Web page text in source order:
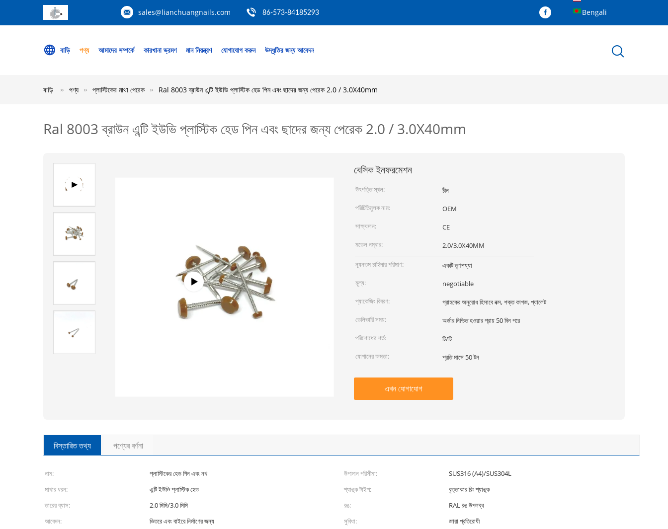
sales@lianchuangnails.com 86-573-84185293 Bengali
বাড়ি পণ্য আমাদের সম্পর্কে কারখানা ভ্রমণ মান নিয়ন্ত্রণ যোগাযোগ করুন উদ্ধৃতির জন্য আবেদন
বাড়ি পণ্য প্লাস্টিকের মাথা পেরেক Ral 8003 ব্রাউন এন্টি ইউভি প্লাস্টিক হেড পিন এবং ছাদের জন্য পেরেক 2.0 / 3.0X40mm
Ral 8003 ব্রাউন এন্টি ইউভি প্লাস্টিক হেড পিন এবং ছাদের জন্য পেরেক 2.0 / 3.0X40mm
বেসিক ইনফরমেশন
উৎপত্তি স্থল:
চীন
পরিচিতিমুলক নাম:
OEM
সাক্ষ্যদান:
CE
মডেল নম্বার:
2.0/3.0X40MM
ন্যূনতম চাহিদার পরিমাণ:
একটি তৃণশয্যা
মূল্য:
negotiable
প্যাকেজিং বিবরণ:
গ্রাহকের অনুরোধ হিসাবে বক্স, শক্ত কাগজ, প্যালেট
ডেলিভারি সময়:
অর্ডার নিশ্চিত হওয়ার প্রায় 50 দিন পরে
পরিশোধের শর্ত:
টি/টি
যোগানের ক্ষমতা:
প্রতি মাসে 50 টন
এখন যোগাযোগ
বিস্তারিত তথ্য পণ্যের বর্ণনা
নাম: প্লাস্টিকের হেড পিন এবং নখ উপাদান পরিসীমা:
SUS316 (A4)/SUS304L
মাথার ধরন:
এন্টি ইউভি প্লাস্টিক হেড শ্যাঙ্ক টাইপ:
বৃত্তাকার রিং শ্যাঙ্ক
তারের ব্যাস:
2.0 মিমি/3.0 মিমি রঙ:
RAL রঙ উপলব্ধ
আবেদন:
ভিতরে এবং বাইরে নির্মাণের জন্য সুবিধা:
জারা প্রতিরোধী